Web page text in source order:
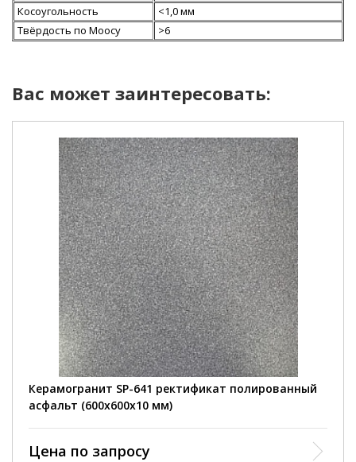
Косоугольность
<1,0 мм
Твёрдость по Моосу
>6
Вас может заинтересовать:
Керамогранит SP-641 ректификат полированный
асфальт (600х600х10 мм)
Цена по запросу